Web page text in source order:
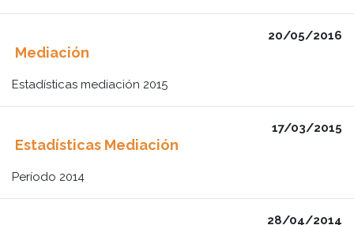
20/05/2016
Mediación
Estadísticas mediación 2015
17/03/2015
Estadísticas Mediación
Período 2014
28/04/2014